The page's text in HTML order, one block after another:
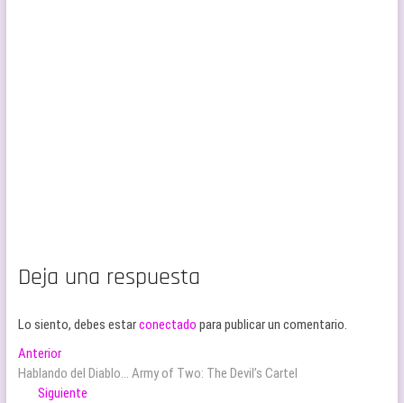
Deja una respuesta
Lo siento, debes estarconectado para publicar un comentario.
Navegación
de
AnteriorEntrada
anterior:
Hablando del Diablo… Army of Two: The Devil’s Cartel
Siguiente